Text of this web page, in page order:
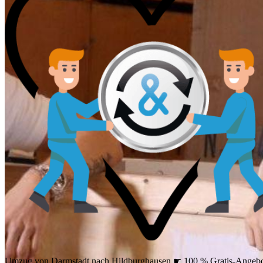
Umzug von Darmstadt nach Hildburghausen ☛ 100 % Gratis-